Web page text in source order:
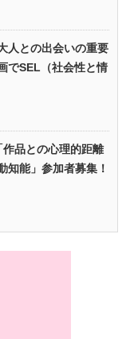
人との出会いの重要
でSEL（社会性と情
作品との心理的距離
知能」参加者募集！